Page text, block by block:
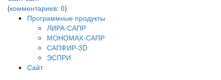
(комментариев: 0)
Программные продукты
ЛИРА-САПР
МОНОМАХ-САПР
САПФИР-3D
ЭСПРИ
Сайт